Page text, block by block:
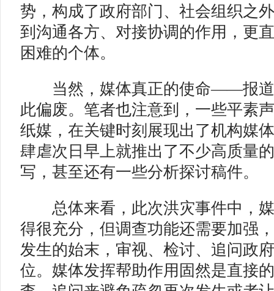
势，构成了政府部门、社会组织之
到沟通各方、对接协调的作用，更
困难的个体。
当然，媒体真正的使命——报道
此偏废。笔者也注意到，一些平素
纸媒，在关键时刻展现出了机构媒
肆虐次日早上就推出了不少高质量
写，甚至还有一些分析探讨稿件。
总体来看，此次洪灾事件中，媒
得很充分，但调查功能还需要加强
发生的始末，审视、检讨、追问政
位。媒体发挥帮助作用固然是直接